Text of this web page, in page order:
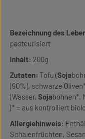
Bezeichnung des
pasteurisiert
Inhalt: 200g
Zutaten: Tofu (Soja
(90%), schwarze
(Wasser, Sojabohnen*,
(* = aus kontrolliert
Allergiehinweis:
Schalenfrüchten,